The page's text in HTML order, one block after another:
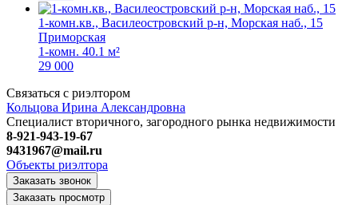
1-комн.кв., Василеостровский р-н, Морская наб., 15
Приморская
1-комн. 40.1 м²
29 000
Связаться с риэлтором
Кольцова Ирина Александровна
Специалист вторичного, загородного рынка недвижимости
8-921-943-19-67
9431967@mail.ru
Объекты риэлтора
Заказать звонок
Заказать просмотр